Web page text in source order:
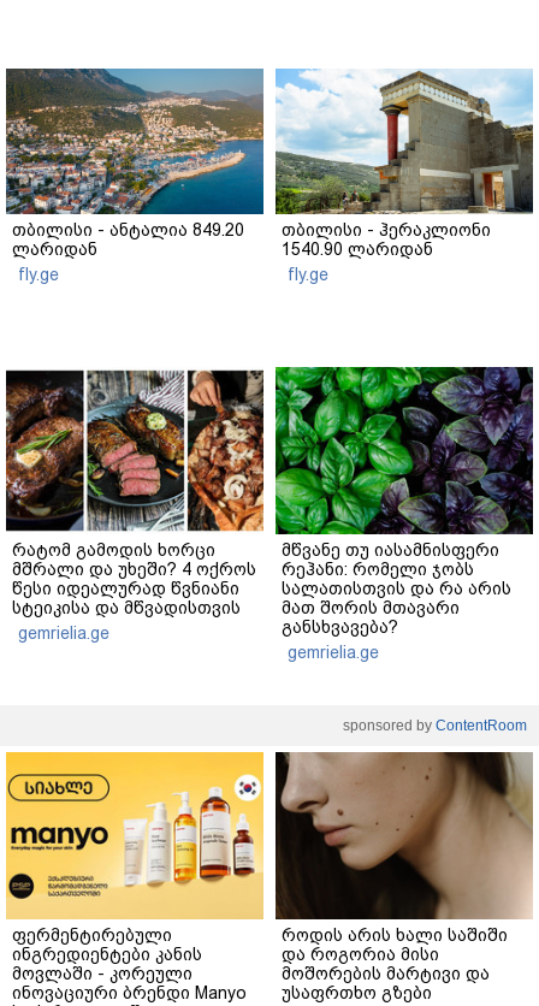
თბილისი - ანტალია 849.20
ლარიდან
fly.ge
თბილისი - ჰერაკლიონი
1540.90 ლარიდან
fly.ge
რატომ გამოდის ხორცი
მშრალი და უხეში? 4 ოქროს
წესი იდეალურად წვნიანი
სტეიკისა და მწვადისთვის
gemrielia.ge
მწვანე თუ იასამნისფერი
რეჰანი: რომელი ჯობს
სალათისთვის და რა არის
მათ შორის მთავარი
განსხვავება?
gemrielia.ge
sponsored by ContentRoom
ფერმენტირებული
ინგრედიენტები კანის
მოვლაში - კორეული
ინოვაციური ბრენდი Manyo
როდის არის ხალი საშიში
და როგორია მისი
მოშორების მარტივი და
უსაფრთხო გზები